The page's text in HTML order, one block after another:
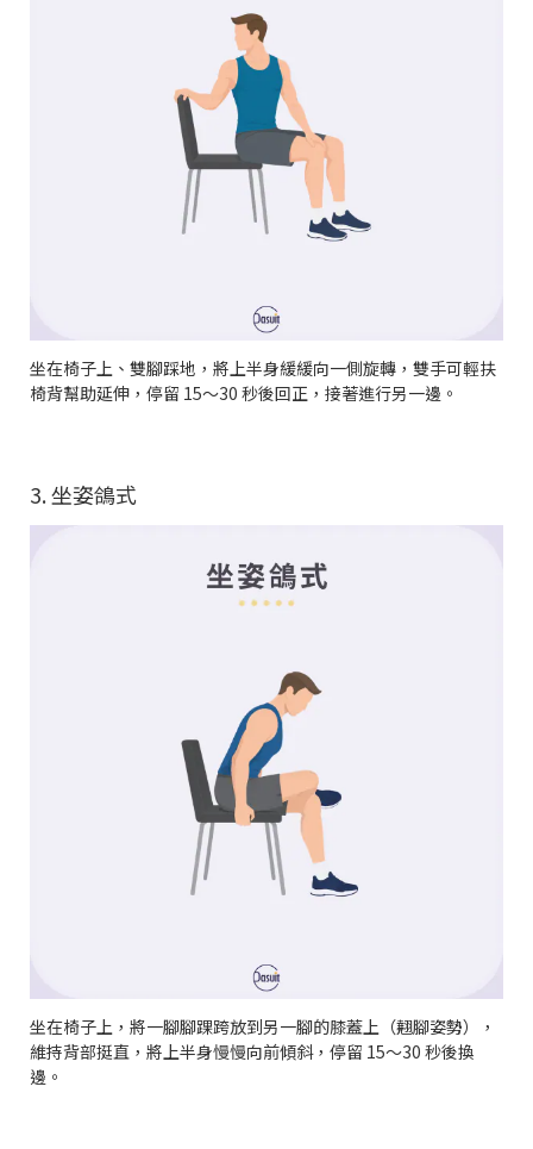
坐在椅子上、雙腳踩地，將上半身緩緩向一側旋轉，雙手可輕扶
椅背幫助延伸，停留 15～30 秒後回正，接著進行另一邊。
3. 坐姿鴿式
坐在椅子上，將一腳腳踝跨放到另一腳的膝蓋上（翹腳姿勢），
維持背部挺直，將上半身慢慢向前傾斜，停留 15～30 秒後換
邊。